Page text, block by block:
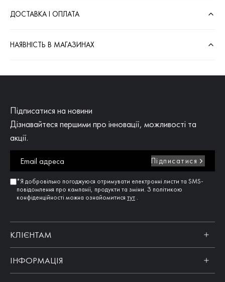
ДОСТАВКА І ОПЛАТА
НАЯВНІСТЬ В МАГАЗИНАХ
Підписатися на новини
Дізнавайтеся першими про інновації, можливості та
акції.
Підписатися
*Я добровільно погоджуюся отримувати електронні листи та SMS-
повідомлення про кампанії, продукти та зміни. З політикою
конфіденційності можна ознайомитися тут .
КЛІЄНТАМ
ІНФОРМАЦІЯ